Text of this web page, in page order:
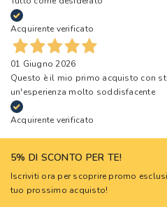
Acquirente verificato
01 Giugno 2026
Questo è il mio primo acquisto con
un'esperienza molto soddisfacente
Acquirente verificato
5% DI SCONTO PER TE!
Iscriviti ora per scoprire promo
tuo prossimo acquisto!